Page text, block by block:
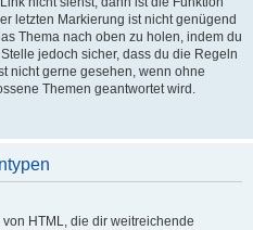
letzten Markierung ist nicht genügend
Thema nach oben zu holen, indem du
jedoch sicher, dass du die Regeln
nicht gerne gesehen, wenn ohne
Themen geantwortet wird.
HTML, die dir weitreichende